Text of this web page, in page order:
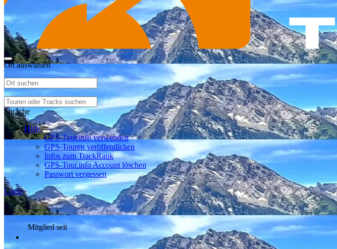
Ort auswählen
Sprache
Hilfe
GPS-Tour.info verwenden
GPS-Touren veröffentlichen
Infos zum TrackRank
GPS-Tour.info Account löschen
Passwort vergessen
Login
Mitglied seit